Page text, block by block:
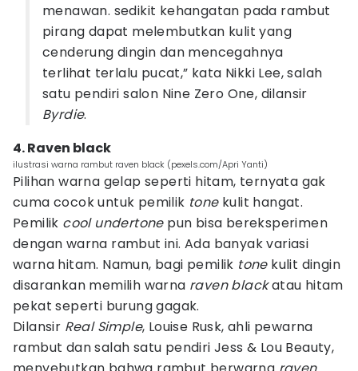
menawan. sedikit kehangatan pada rambut
pirang dapat melembutkan kulit yang
cenderung dingin dan mencegahnya
terlihat terlalu pucat,” kata Nikki Lee, salah
satu pendiri salon Nine Zero One, dilansir
Byrdie.
4. Raven black
ilustrasi warna rambut raven black (pexels.com/Apri Yanti)
Pilihan warna gelap seperti hitam, ternyata gak
cuma cocok untuk pemilik tonekulit hangat.
Pemilik cool undertonepun bisa bereksperimen
dengan warna rambut ini. Ada banyak variasi
warna hitam. Namun, bagi pemilik tonekulit dingin
disarankan memilih warna raven blackatau hitam
pekat seperti burung gagak.
Dilansir Real Simple, Louise Rusk, ahli pewarna
rambut dan salah satu pendiri Jess & Lou Beauty,